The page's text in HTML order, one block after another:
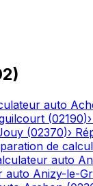
)
auto
(02190)›
(02370)›
de
auto
auto Anizy-le-